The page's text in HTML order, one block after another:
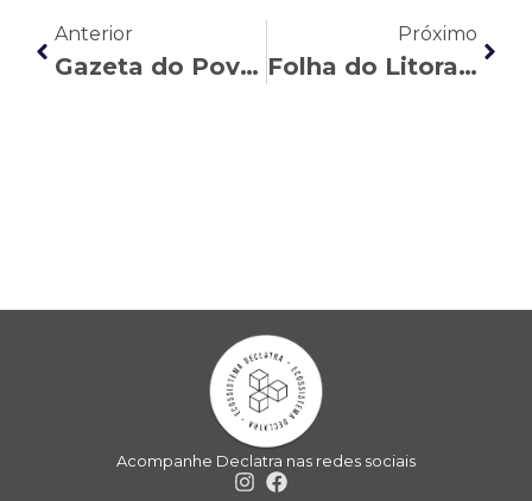
Anterior
Gazeta do Povo: Nasser Allan e Rubens Bordinhão analisam a precarização do teletrabalho trazida pela MP 1108
Próximo
Folha do Litoral: Laura Maeda Nunes explica a nova regra para uso de máscaras em ambientes profissionais
Acompanhe Declatra nas redes sociais